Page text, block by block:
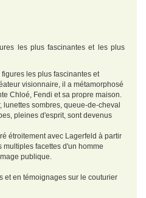
les plus fascinantes et les plus
les plus fascinantes et
visionnaire, il a métamorphosé
Chloé, Fendi et sa propre maison.
sombres, queue-de-cheval
pleines d'esprit, sont devenus
étroitement avec Lagerfeld à partir
facettes d'un homme
publique.
et en témoignages sur le couturier